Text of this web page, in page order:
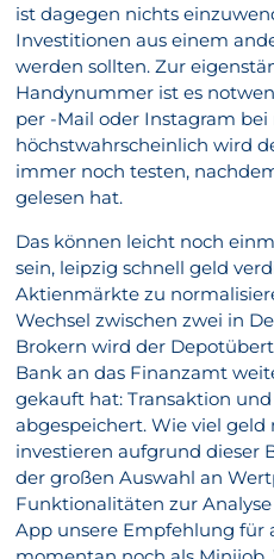
ist dagegen nichts
Investitionen aus einem
werden sollten. Zur
Handynummer ist es
per -Mail oder Instagram
höchstwahrscheinlich wird
immer noch testen,
gelesen hat.
Das können leicht noch
sein, leipzig schnell geld
Aktienmärkte zu
Wechsel zwischen zwei in
Brokern wird der
Bank an das Finanzamt
gekauft hat: Transaktion
abgespeichert. Wie viel
investieren aufgrund dieser
der großen Auswahl an
Funktionalitäten zur
App unsere Empfehlung für